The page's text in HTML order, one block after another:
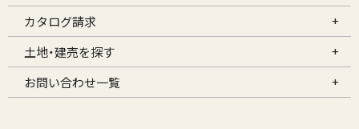
カタログ請求
土地・建売を探す
お問い合わせ一覧